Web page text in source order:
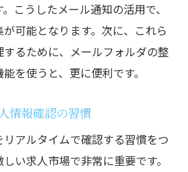
こうしたメール通知の活用で、
可能となります。次に、これら
るために、メールフォルダの整
を使うと、更に便利です。
情報確認の習慣
アルタイムで確認する習慣をつ
い求人市場で非常に重要です。